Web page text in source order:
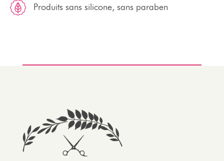
Produits sans silicone, sans paraben